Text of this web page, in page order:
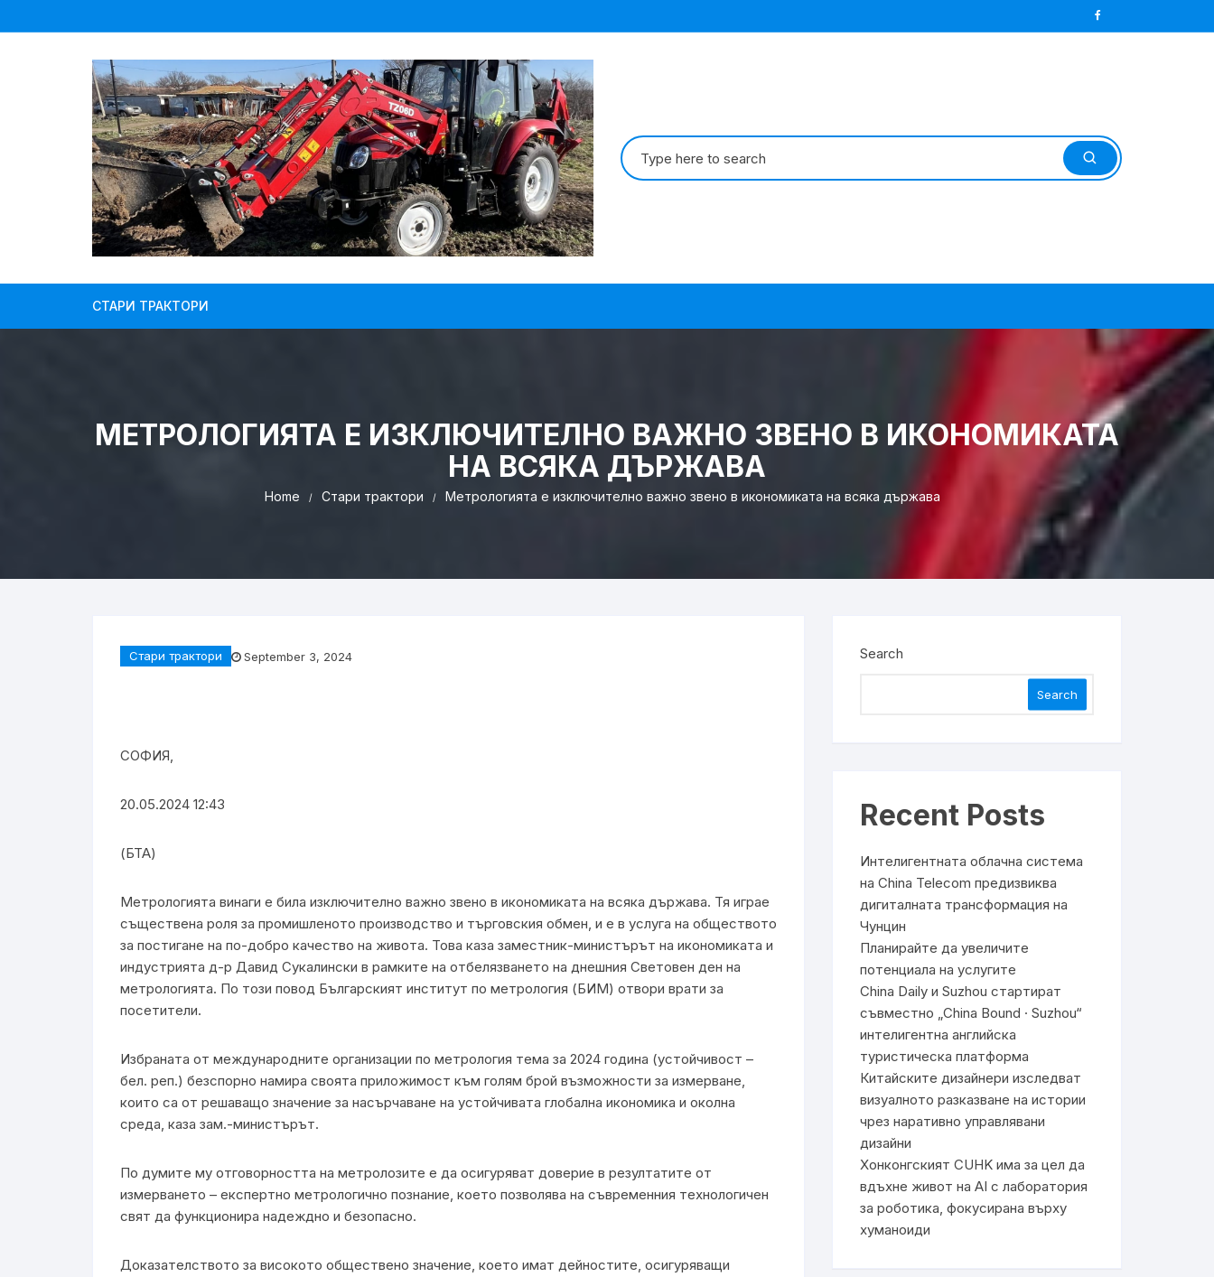
to
Search
for:
СТАРИ ТРАКТОРИ
МЕТРОЛОГИЯТА Е ИЗКЛЮЧИТЕЛНО ВАЖНО ЗВЕНО В ИКОНОМИКАТА
НА ВСЯКА ДЪРЖАВА
Home Стари трактори Метрологията е изключително важно звено в икономиката на всяка държава
Стари трактори September 3, 2024
СОФИЯ,
20.05.2024 12:43
(БТА)
Метрологията винаги е била изключително важно звено в икономиката на всяка държава. Тя играе
съществена роля за промишленото производство и търговския обмен, и е в услуга на обществото
за постигане на по-добро качество на живота. Това каза заместник-министърът на икономиката и
индустрията д-р Давид Сукалински в рамките на отбелязването на днешния Световен ден на
метрологията. По този повод Българският институт по метрология (БИМ) отвори врати за
посетители.
Избраната от международните организации по метрология тема за 2024 година (устойчивост –
бел. реп.) безспорно намира своята приложимост към голям брой възможности за измерване,
които са от решаващо значение за насърчаване на устойчивата глобална икономика и околна
среда, каза зам.-министърът.
По думите му отговорността на метролозите е да осигуряват доверие в резултатите от
измерването – експертно метрологично познание, което позволява на съвременния технологичен
свят да функционира надеждно и безопасно.
Доказателството за високото обществено значение, което имат дейностите, осигуряващи
Search
Search
Recent Posts
Интелигентната облачна система
на China Telecom предизвиква
дигиталната трансформация на
Чунцин
Планирайте да увеличите
потенциала на услугите
China Daily и Suzhou стартират
съвместно „China Bound · Suzhou“
интелигентна английска
туристическа платформа
Китайските дизайнери изследват
визуалното разказване на истории
чрез наративно управлявани
дизайни
Хонконгският CUHK има за цел да
вдъхне живот на AI с лаборатория
за роботика, фокусирана върху
хуманоиди